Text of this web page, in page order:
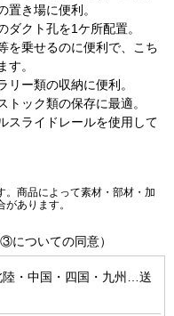
き場に便利。
ダクト孔を1ケ所配置。
を乗せるのに便利で、こち
す。
ー類の収納に便利。
ック類の保存に最適。
スライドレールを使用して
。商品によって素材・部材・加
あります。
ついての同意）
・中国・四国・九州…送